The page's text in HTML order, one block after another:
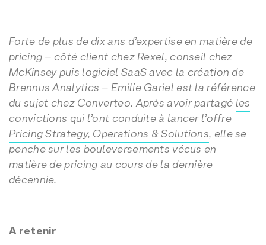
Forte de plus de dix ans d’expertise en matière de
pricing – côté client chez Rexel, conseil chez
McKinsey puis logiciel SaaS avec la création de
Brennus Analytics – Emilie Gariel est la référence
du sujet chez Converteo. Après avoir partagé les
convictions qui l’ont conduite à lancer l’offre
Pricing Strategy, Operations & Solutions, elle se
penche sur les bouleversements vécus en
matière de pricing au cours de la dernière
décennie.
A retenir